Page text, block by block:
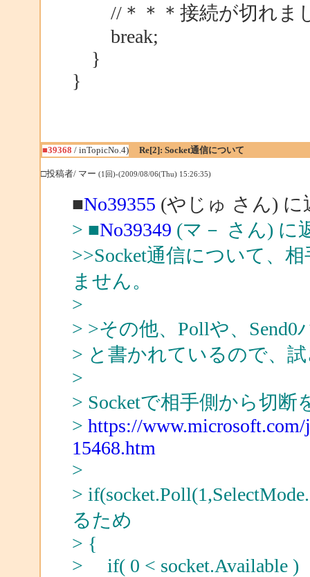
//＊＊＊接続が切れま
break;
}
}
■39368 / inTopicNo.4) Re[2]: Socket通信について
□投稿者/ マー (1回)-(2009/08/06(Thu) 15:26:35)
■No39355 (やじゅ さん) に
> ■No39349 (マ－ さん) に
>>Socket通信について、
ません。
>
> >その他、Pollや、
> と書かれているので、
>
> Socketで相手側から切
> https://
15468.htm
>
>
るため
> {
> if( 0 < socket.Available )